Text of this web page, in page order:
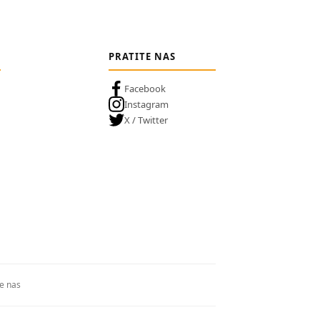
PRATITE NAS
Facebook
Instagram
X / Twitter
nas